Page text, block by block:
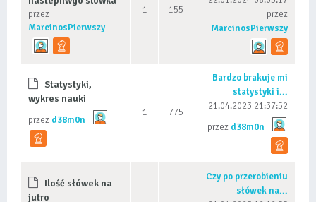
przez
MarcinosPierwszy
1 155
przez
MarcinosPierwszy
Statystyki,
wykres nauki
przez d38m0n
1 775
Bardzo brakuje mi
statystyki i...
21.04.2023 21:37:52
przez d38m0n
Ilość słówek na
jutro
Czy po przerobieniu
słówek na...